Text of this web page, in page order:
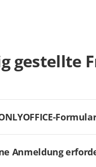
gestellte
Anmeldung